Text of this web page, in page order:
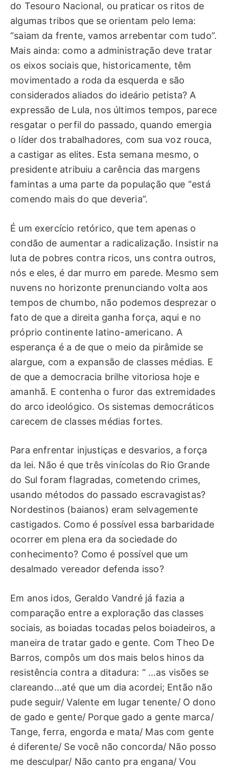
do Tesouro Nacional, ou praticar os ritos de
algumas tribos que se orientam pelo lema:
“saiam da frente, vamos arrebentar com tudo”.
Mais ainda: como a administração deve tratar
os eixos sociais que, historicamente, têm
movimentado a roda da esquerda e são
considerados aliados do ideário petista? A
expressão de Lula, nos últimos tempos, parece
resgatar o perfil do passado, quando emergia
o líder dos trabalhadores, com sua voz rouca,
a castigar as elites. Esta semana mesmo, o
presidente atribuiu a carência das margens
famintas a uma parte da população que “está
comendo mais do que deveria”.
É um exercício retórico, que tem apenas o
condão de aumentar a radicalização. Insistir na
luta de pobres contra ricos, uns contra outros,
nós e eles, é dar murro em parede. Mesmo sem
nuvens no horizonte prenunciando volta aos
tempos de chumbo, não podemos desprezar o
fato de que a direita ganha força, aqui e no
próprio continente latino-americano. A
esperança é a de que o meio da pirâmide se
alargue, com a expansão de classes médias. E
de que a democracia brilhe vitoriosa hoje e
amanhã. E contenha o furor das extremidades
do arco ideológico. Os sistemas democráticos
carecem de classes médias fortes.
Para enfrentar injustiças e desvarios, a força
da lei. Não é que três vinícolas do Rio Grande
do Sul foram flagradas, cometendo crimes,
usando métodos do passado escravagistas?
Nordestinos (baianos) eram selvagemente
castigados. Como é possível essa barbaridade
ocorrer em plena era da sociedade do
conhecimento? Como é possível que um
desalmado vereador defenda isso?
Em anos idos, Geraldo Vandré já fazia a
comparação entre a exploração das classes
sociais, as boiadas tocadas pelos boiadeiros, a
maneira de tratar gado e gente. Com Theo De
Barros, compôs um dos mais belos hinos da
resistência contra a ditadura: “ …as visões se
clareando…até que um dia acordei; Então não
pude seguir/ Valente em lugar tenente/ O dono
de gado e gente/ Porque gado a gente marca/
Tange, ferra, engorda e mata/ Mas com gente
é diferente/ Se você não concorda/ Não posso
me desculpar/ Não canto pra engana/ Vou